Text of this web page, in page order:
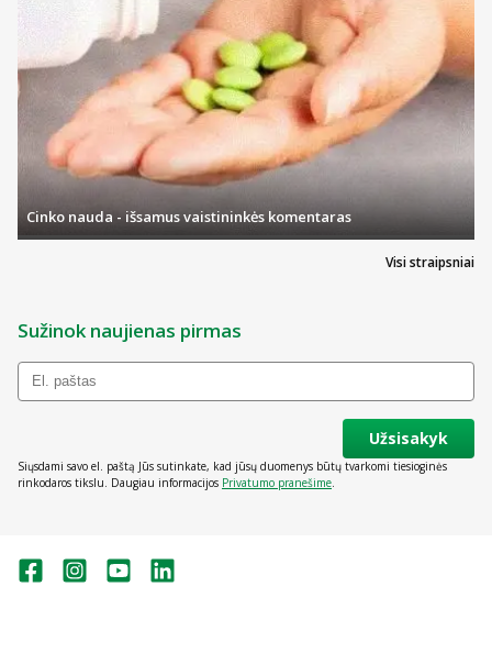
Visi straipsniai
Cinko nauda - išsamus vaistininkės komentaras
Sužinok naujienas pirmas
Užsisakyk
Siųsdami savo el. paštą Jūs sutinkate, kad jūsų duomenys būtų tvarkomi tiesioginės
rinkodaros tikslu. Daugiau informacijos Privatumo pranešime.